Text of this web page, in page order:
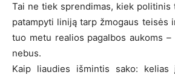
Tai ne tiek sprendimas, kiek politinis
patampyti liniją tarp žmogaus teisės
tuo metu realios pagalbos aukoms
nebus.
Kaip liaudies išmintis sako: